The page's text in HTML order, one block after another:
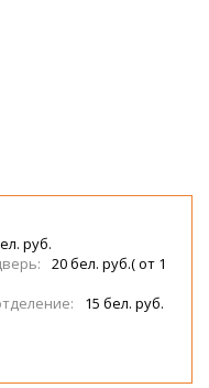
руб.
20 бел. руб.( от 1
15 бел. руб.